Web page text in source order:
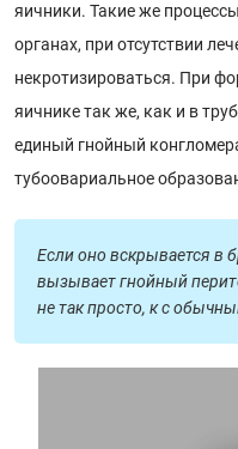
яичники. Такие же
органах, при отсутствии
некротизироваться. При
яичнике так же, как и в
единый гнойный
тубоовариальное
Если оно вскрывается в
вызывает гнойный
не так просто, к с